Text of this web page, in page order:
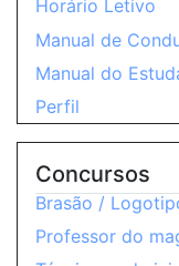
Horário Letivo
Manual de
Manual do
Perfil
Concursos
Brasão /
Professor do